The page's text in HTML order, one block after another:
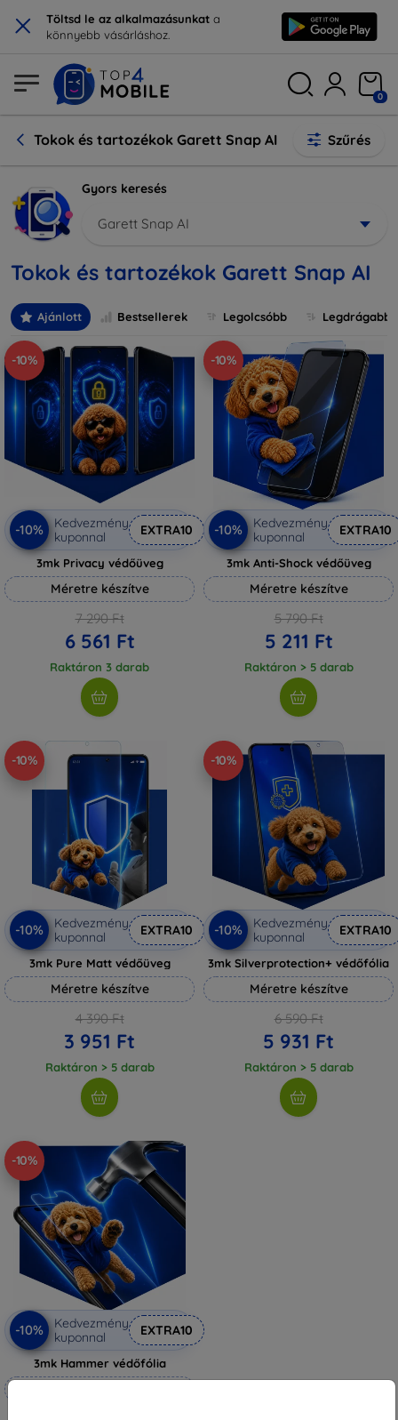
× Töltsd le az alkalmazásunkat a
könnyebb vásárláshoz.
0
Tokok és tartozékok Garett Snap AI Szűrés
Gyors keresés
Garett Snap AI
Tokok és tartozékok Garett Snap AI
Ajánlott Bestsellerek Legolcsóbb Legdrágabb
-10%
-10%
Kedvezmény
kuponnal
EXTRA10
3mk Privacy védőüveg
Méretre készítve
7 290 Ft
6 561 Ft
Raktáron 3 darab
-10%
-10%
Kedvezmény
kuponnal
EXTRA10
3mk Anti-Shock védőüveg
Méretre készítve
5 790 Ft
5 211 Ft
Raktáron > 5 darab
-10%
-10%
Kedvezmény
kuponnal
EXTRA10
3mk Pure Matt védőüveg
Méretre készítve
4 390 Ft
3 951 Ft
Raktáron > 5 darab
-10%
-10%
Kedvezmény
kuponnal
EXTRA10
3mk Silverprotection+ védőfólia
Méretre készítve
6 590 Ft
5 931 Ft
Raktáron > 5 darab
-10%
-10%
Kedvezmény
kuponnal
EXTRA10
3mk Hammer védőfólia